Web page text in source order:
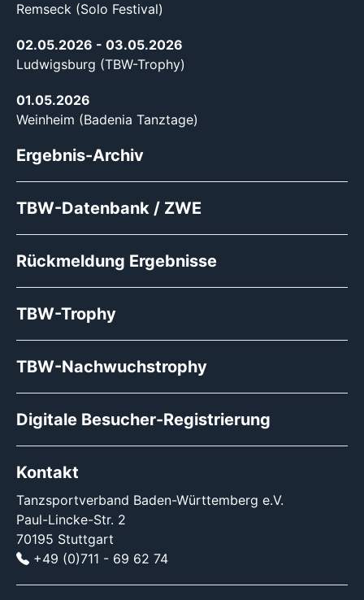
Remseck (Solo Festival)
02.05.2026 - 03.05.2026
Ludwigsburg (TBW-Trophy)
01.05.2026
Weinheim (Badenia Tanztage)
Ergebnis-Archiv
TBW-Datenbank / ZWE
Rückmeldung Ergebnisse
TBW-Trophy
TBW-Nachwuchstrophy
Digitale Besucher-Registrierung
Kontakt
Tanzsportverband Baden-Württemberg e.V.
Paul-Lincke-Str. 2
70195 Stuttgart
+49 (0)711 - 69 62 74